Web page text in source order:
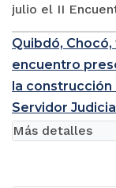
julio el II
Quibdó,
encuentro
la
Servidor
Más detalles